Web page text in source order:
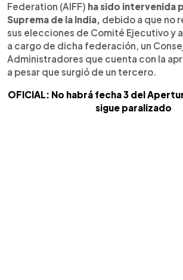
Federation (AIFF) ha sido intervenida
Suprema de la India, debido a que no
sus elecciones de Comité Ejecutivo y
a cargo de dicha federación, un
Administradores que cuenta con la
a pesar que surgió de un tercero.
OFICIAL: No habrá fecha 3 del
sigue paralizado